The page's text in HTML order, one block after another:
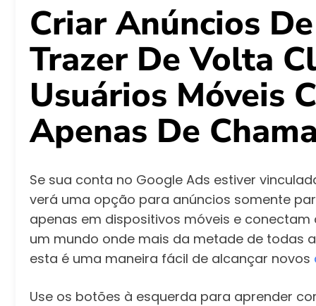
Criar Anúncios
Trazer De Volta
Usuários Móveis
Apenas De
Se sua conta no Google Ads estiver
verá uma opção para anúncios somente
apenas em dispositivos móveis e
um mundo onde mais da metade de todas
esta é uma maneira fácil de alcançar novos
Use os botões à esquerda para aprender